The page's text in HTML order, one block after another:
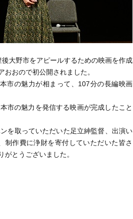
大野市をアピールするための映画を作成
おので初公開されました。
市の魅力が相まって、107分の長編映画
市の魅力を発信する映画が完成したこと
を取っていただいた足立紳監督、出演い
制作費に浄財を寄付していただいた皆さ
とうございました。